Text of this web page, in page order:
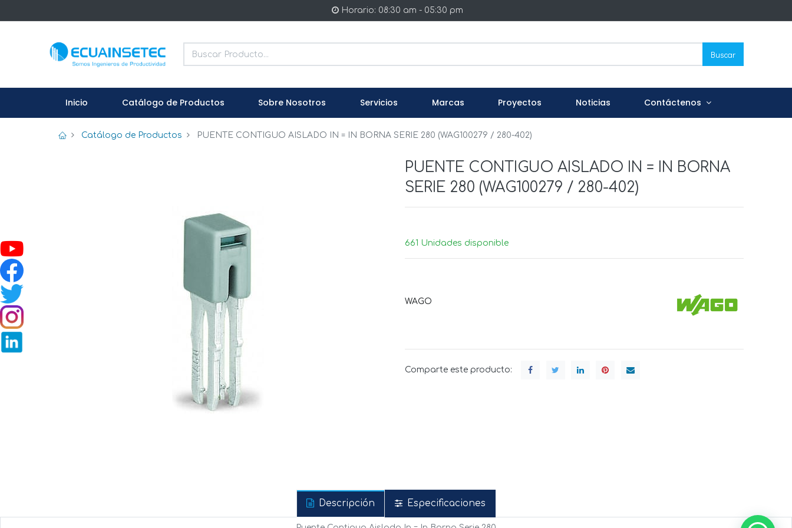
Horario: 08:30 am - 05:30 pm
Buscar
Inicio Catálogo de Productos Sobre Nosotros Servicios Marcas Proyectos Noticias Contáctenos
Catálogo de Productos PUENTE CONTIGUO AISLADO IN = IN BORNA SERIE 280 (WAG100279 / 280-402)
PUENTE CONTIGUO AISLADO IN = IN BORNA
SERIE 280 (WAG100279 / 280-402)
661 Unidades disponible
WAGO
Comparte este producto:
Descripción Especificaciones